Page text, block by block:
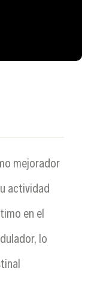
mejorador
actividad
en el
lo